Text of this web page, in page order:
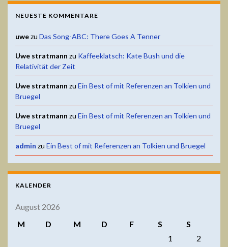
NEUESTE KOMMENTARE
uwezu Das Song-ABC: There Goes A Tenner
Uwe stratmann zu Kaffeeklatsch: Kate Bush und die
Relativität der Zeit
Uwe stratmann zu Ein Best of mit Referenzen an Tolkien und
Bruegel
Uwe stratmann zu Ein Best of mit Referenzen an Tolkien und
Bruegel
admin zu Ein Best of mit Referenzen an Tolkien und Bruegel
KALENDER
August 2026
M
D M D F S
S
1
2